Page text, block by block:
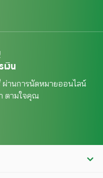
งิน
านการนัดหมายออนไลน์
ตามใจคุณ